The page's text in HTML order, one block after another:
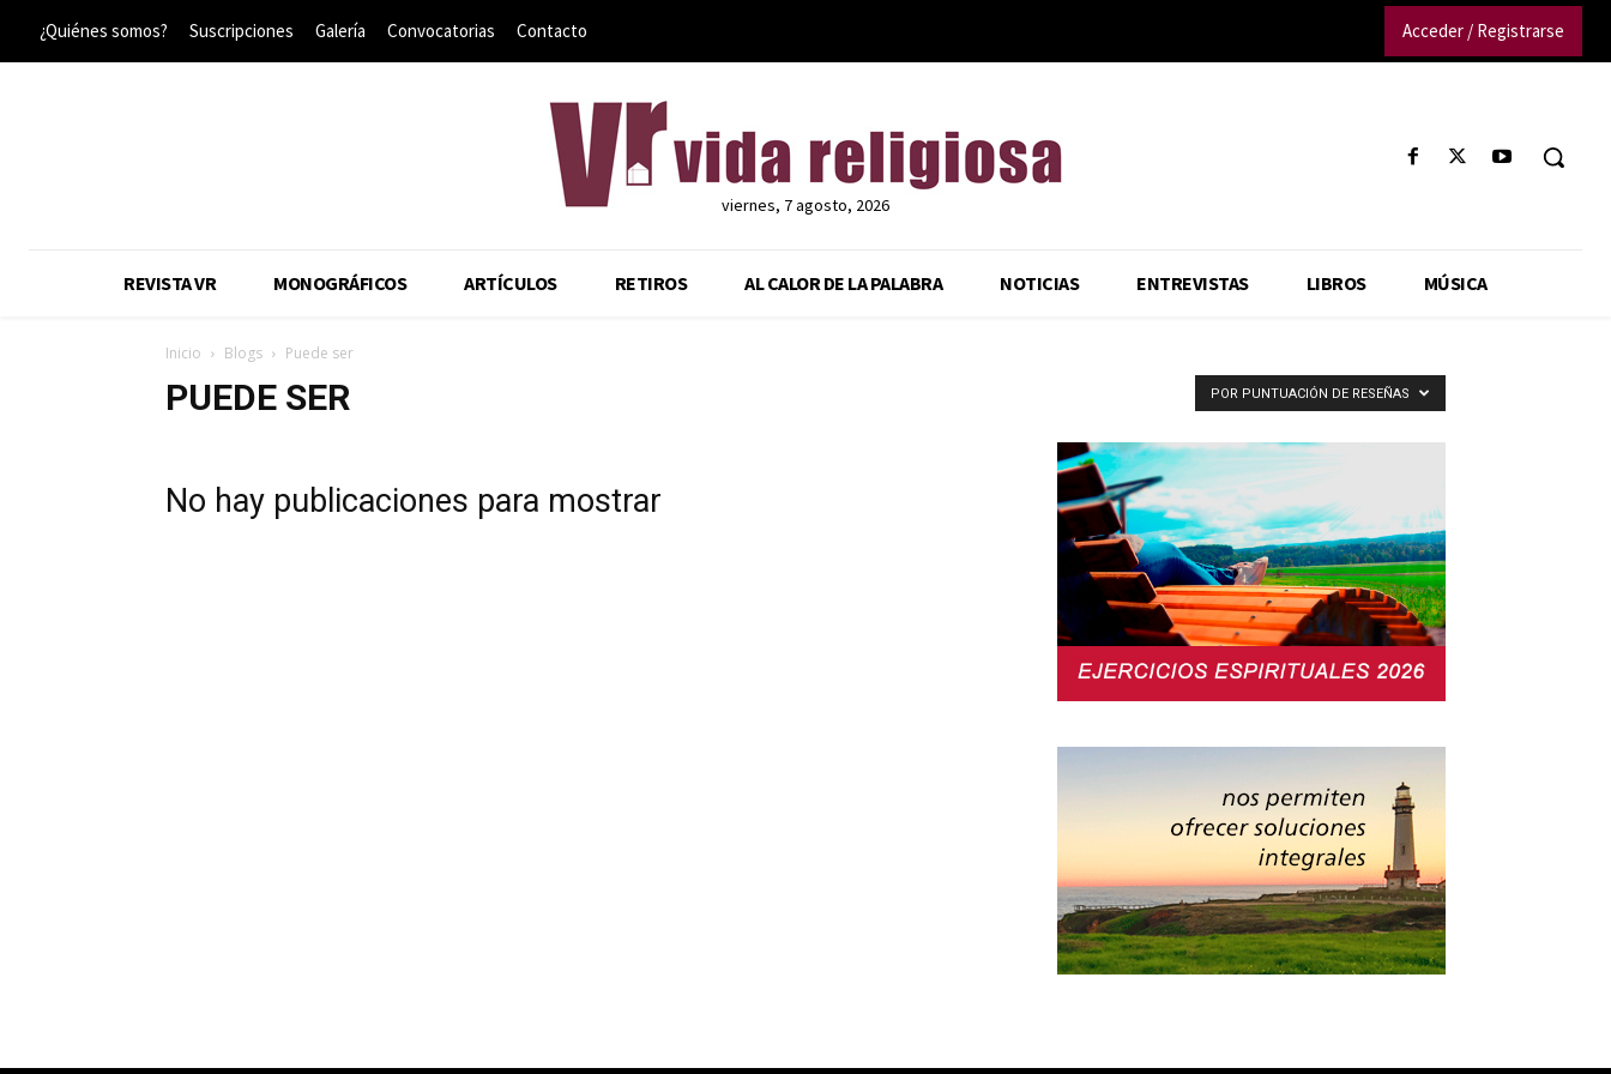
¿Quiénes somos? Suscripciones Galería Convocatorias Contacto Acceder / Registrarse
viernes, 7 agosto, 2026
REVISTA VR MONOGRÁFICOS ARTÍCULOS RETIROS AL CALOR DE LA PALABRA NOTICIAS ENTREVISTAS LIBROS MÚSICA
Inicio Blogs Puede ser
PUEDE SER POR PUNTUACIÓN DE RESEÑAS
No hay publicaciones para mostrar